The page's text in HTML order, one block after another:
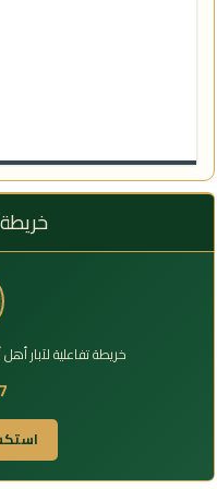
خريطة
خريطة تفاعلية لآبار أهل